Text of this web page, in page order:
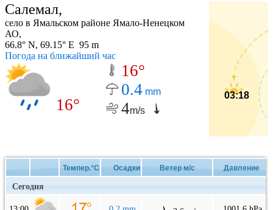
Салемал,
село в Ямальском районе Ямало-Ненецком
АО,
66.8° N, 69.15° E 95 m
Погода на ближайший час
16°
16°
0.4 mm
4m/s
03:18
Темпер.°C Осадки Ветер м/с Давление
Сегодня